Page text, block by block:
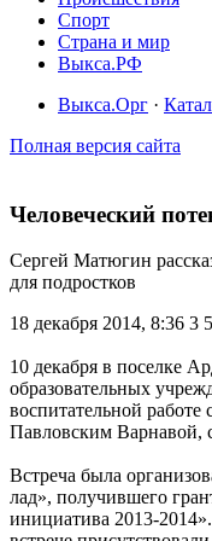
Спорт
Страна и мир
Выкса.РФ
Выкса.Орг ·
Полная версия сайта
Человеческий
Сергей Матюгин
для подростков
18 декабря 2014, 8:36 3
10 декабря в поселке
образовательных
воспитательной
Павловским Варнавой,
Встреча была
лад», получившего
инициатива 2013-